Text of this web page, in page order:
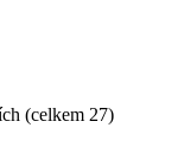
(celkem 27)